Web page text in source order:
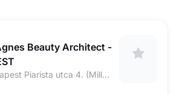
Beauty Architect -
1052 Budapest Piarista utca 4. (Millennium Center 1. em. Millennium Beauty szalon)